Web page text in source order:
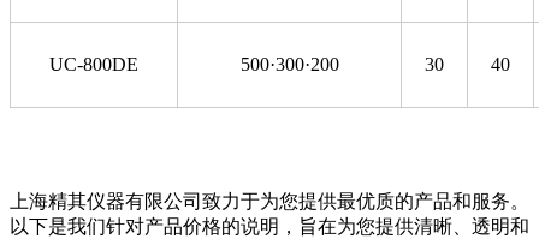
UC-800DE 500·300·200 30 40
上海精其仪器有限公司致力于为您提供最优质的产品和服务。
以下是我们针对产品价格的说明，旨在为您提供清晰、透明和